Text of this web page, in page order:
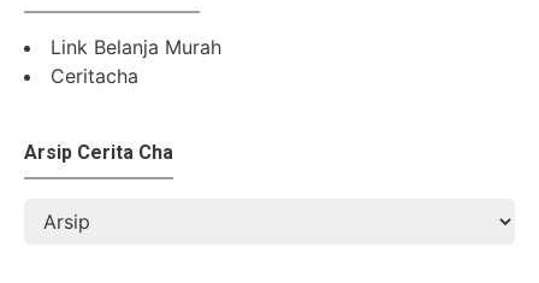
Link Belanja Murah
Ceritacha
Arsip Cerita Cha